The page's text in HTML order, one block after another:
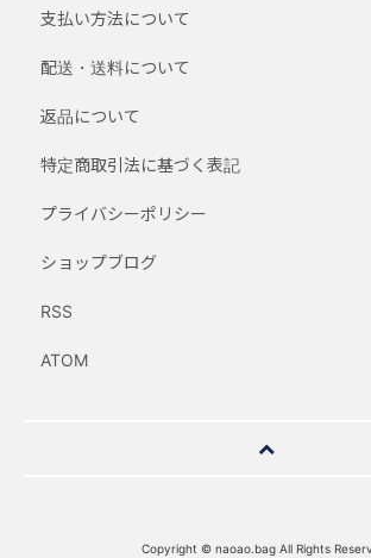
支払い方法について
配送・送料について
返品について
特定商取引法に基づく表記
プライバシーポリシー
ショップブログ
RSS
ATOM
Copyright © naoao.bag All Rights